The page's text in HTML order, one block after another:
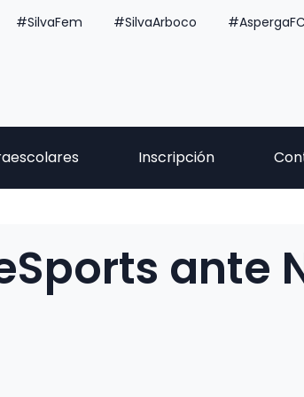
#SilvaFem #SilvaArboco #AspergaFC
Inscripción
ante